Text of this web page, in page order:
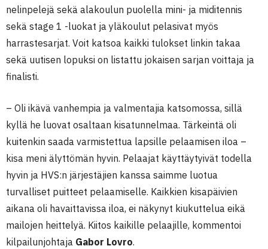
nelinpelejä sekä alakoulun puolella mini- ja miditennis
sekä stage 1 -luokat ja yläkoulut pelasivat myös
harrastesarjat. Voit katsoa kaikki tulokset linkin takaa
sekä uutisen lopuksi on listattu jokaisen sarjan voittaja ja
finalisti.
– Oli ikävä vanhempia ja valmentajia katsomossa, sillä
kyllä he luovat osaltaan kisatunnelmaa. Tärkeintä oli
kuitenkin saada varmistettua lapsille pelaamisen iloa –
kisa meni älyttömän hyvin. Pelaajat käyttäytyivät todella
hyvin ja HVS:n järjestäjien kanssa saimme luotua
turvalliset puitteet pelaamiselle. Kaikkien kisapäivien
aikana oli havaittavissa iloa, ei näkynyt kiukuttelua eikä
mailojen heittelyä. Kiitos kaikille pelaajille, kommentoi
kilpailunjohtaja Gabor Lovro.